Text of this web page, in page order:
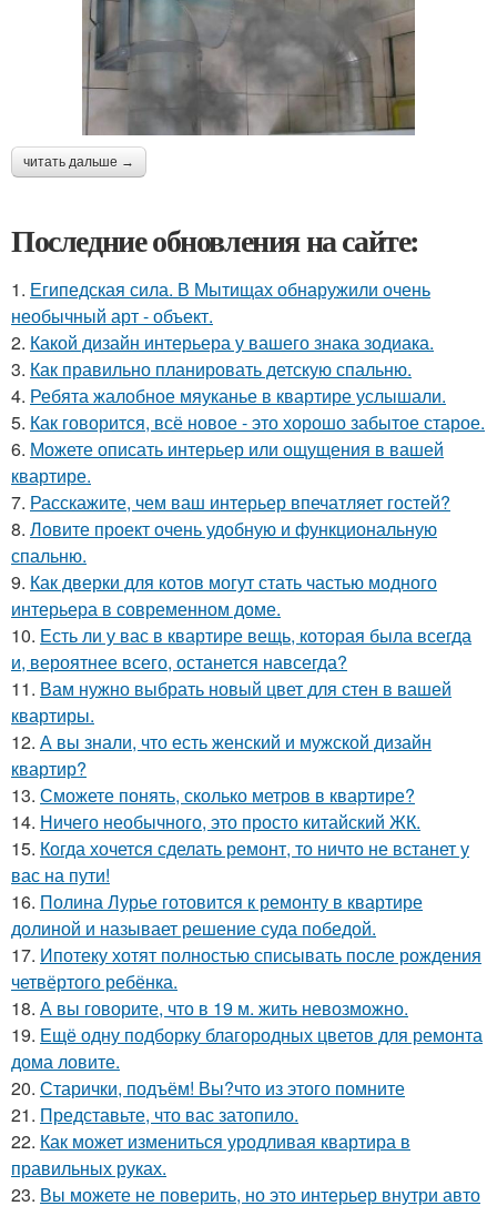
читать дальше →
Последние обновления на сайте:
1. Египедская сила. В Мытищах обнаружили очень
необычный арт - объект.
2. Какой дизайн интерьера у вашего знака зодиака.
3. Как правильно планировать детскую спальню.
4. Ребята жалобное мяуканье в квартире услышали.
5. Как говорится, всё новое - это хорошо забытое старое.
6. Можете описать интерьер или ощущения в вашей
квартире.
7. Расскажите, чем ваш интерьер впечатляет гостей?
8. Ловите проект очень удобную и функциональную
спальню.
9. Как дверки для котов могут стать частью модного
интерьера в современном доме.
10. Есть ли у вас в квартире вещь, которая была всегда
и, вероятнее всего, останется навсегда?
11. Вам нужно выбрать новый цвет для стен в вашей
квартиры.
12. А вы знали, что есть женский и мужской дизайн
квартир?
13. Сможете понять, сколько метров в квартире?
14. Ничего необычного, это просто китайский ЖК.
15. Когда хочется сделать ремонт, то ничто не встанет у
вас на пути!
16. Полина Лурье готовится к ремонту в квартире
долиной и называет решение суда победой.
17. Ипотеку хотят полностью списывать после рождения
четвёртого ребёнка.
18. А вы говорите, что в 19 м. жить невозможно.
19. Ещё одну подборку благородных цветов для ремонта
дома ловите.
20. Старички, подъём! Вы?что из этого помните
21. Представьте, что вас затопило.
22. Как может измениться уродливая квартира в
правильных руках.
23. Вы можете не поверить, но это интерьер внутри авто